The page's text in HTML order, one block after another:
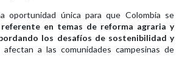
oportunidad única para que Colombia se
referente en temas de reforma agraria y
los desafíos de sostenibilidad y
afectan a las comunidades campesinas de